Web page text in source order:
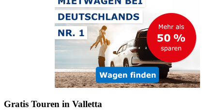
Gratis Touren in Valletta